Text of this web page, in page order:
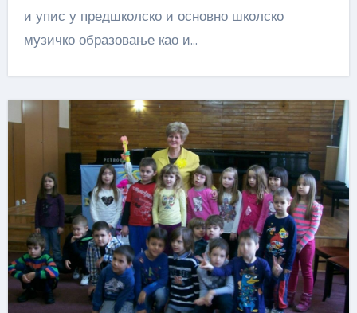
и упис у предшколско и основно школско
музичко образовање као и…